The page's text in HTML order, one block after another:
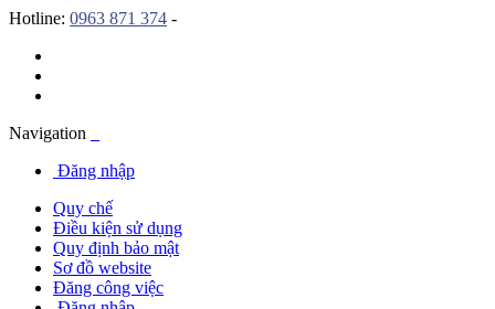
Hotline: 0963 871 374 -
Navigation
Đăng nhập
Quy chế
Điều kiện sử dụng
Quy định bảo mật
Sơ đồ website
Đăng công việc